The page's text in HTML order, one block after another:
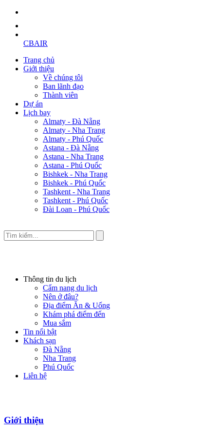
CBAIR
Trang chủ
Giới thiệu
Về chúng tôi
Ban lãnh đạo
Thành viên
Dự án
Lịch bay
Almaty - Đà Nẵng
Almaty - Nha Trang
Almaty - Phú Quốc
Astana - Đà Nẵng
Astana - Nha Trang
Astana - Phú Quốc
Bishkek - Nha Trang
Bishkek - Phú Quốc
Tashkent - Nha Trang
Tashkent - Phú Quốc
Đài Loan - Phú Quốc
Thông tin du lịch
Cẩm nang du lịch
Nên ở đâu?
Địa điểm Ăn & Uống
Khám phá điểm đến
Mua sắm
Tin nổi bật
Khách sạn
Đà Nẵng
Nha Trang
Phú Quốc
Liên hệ
Giới thiệu